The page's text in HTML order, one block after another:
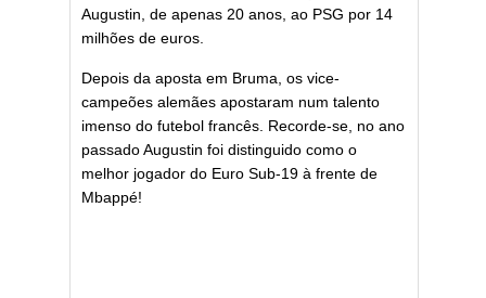
Augustin, de apenas 20 anos, ao PSG por 14
milhões de euros.
Depois da aposta em Bruma, os vice-
campeões alemães apostaram num talento
imenso do futebol francês. Recorde-se, no ano
passado Augustin foi distinguido como o
melhor jogador do Euro Sub-19 à frente de
Mbappé!